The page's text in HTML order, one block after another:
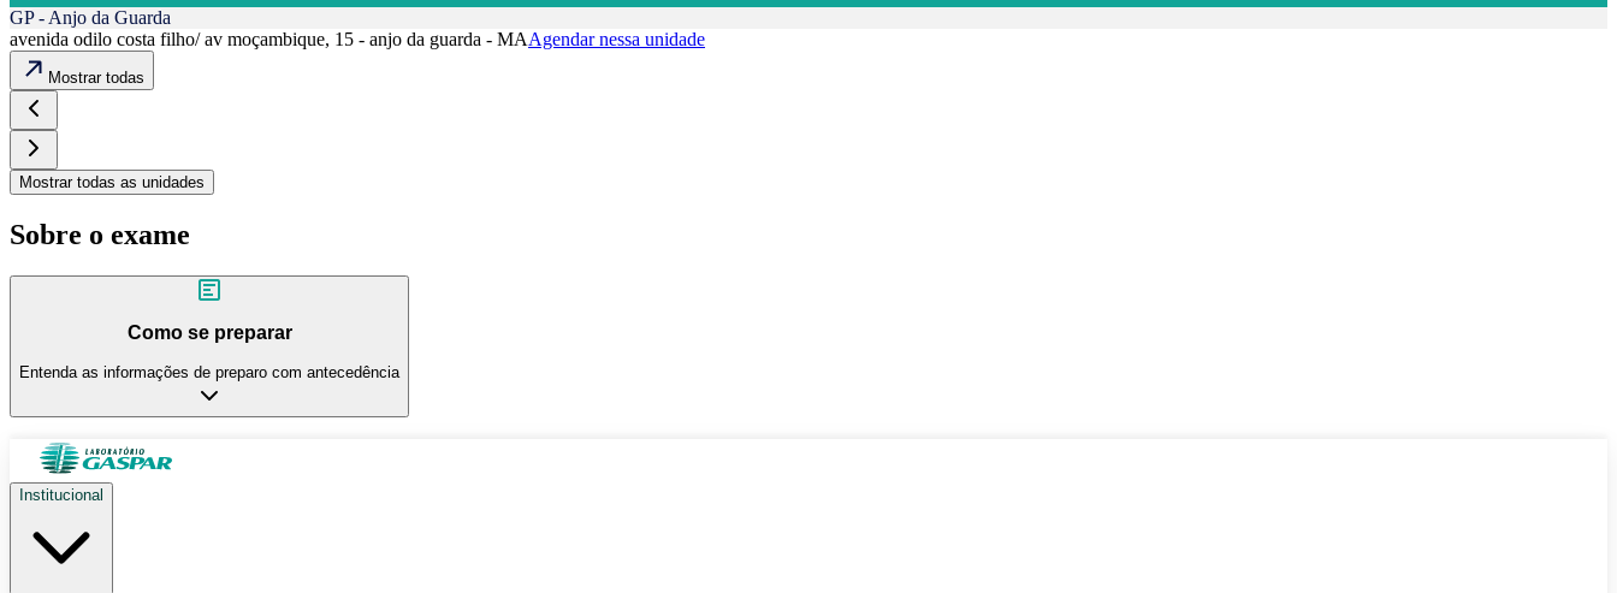
GP - Anjo da Guarda
avenida odilo costa filho/ av moçambique, 15 - anjo da guarda - MAAgendar nessa unidade
Mostrar todas
Mostrar todas as unidades
Sobre o exame
Como se preparar
Entenda as informações de preparo com antecedência
Institucional